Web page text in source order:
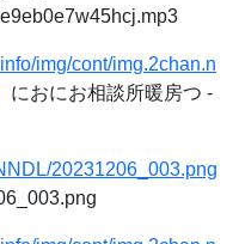
img/cont/img.2chan.n
におにお相談所暖房つ -
20231206_003.png